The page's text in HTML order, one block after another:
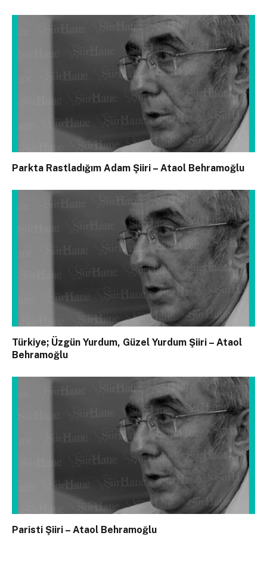
Parkta Rastladığım Adam Şiiri – Ataol Behramoğlu
Türkiye; Üzgün Yurdum, Güzel Yurdum Şiiri – Ataol
Behramoğlu
Paristi Şiiri – Ataol Behramoğlu